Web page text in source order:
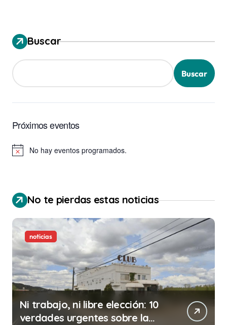
Buscar
Buscar
Próximos eventos
Aviso No hay eventos programados.
No te pierdas estas noticias
noticias
Ni trabajo, ni libre elección: 10
verdades urgentes sobre la